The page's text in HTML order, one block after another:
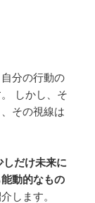
分の行動の
しかし、そ
その視線は
しだけ未来に
動的なもの
します。